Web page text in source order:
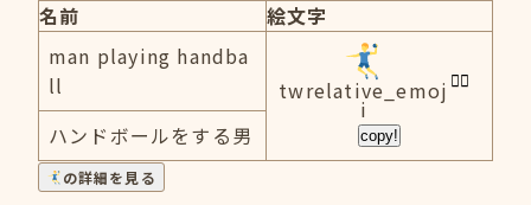
名前
絵文字
man playing handba
ll
twrelative_emoj
i
copy!
ハンドボールをする男
の詳細を見る